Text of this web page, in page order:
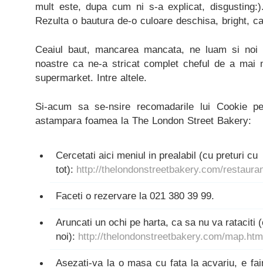
mult este, dupa cum ni s-a explicat,
Rezulta o bautura de-o culoare deschisa, bright,
Ceaiul baut, mancarea mancata, ne luam si noi
noastre ca ne-a stricat complet cheful de a mai
supermarket. Intre altele.
Si-acum sa se-nsire recomadarile lui Cookie
astampara foamea la The London Street Bakery:
Cercetati aici meniul in prealabil (cu preturi cu
tot): http://thelondonstreetbakery.com/
Faceti o rezervare la 021 380 39 99.
Aruncati un ochi pe harta, ca sa nu va rataciti
noi): http://thelondonstreetbakery.com/
Asezati-va la o masa cu fata la acvariu, e